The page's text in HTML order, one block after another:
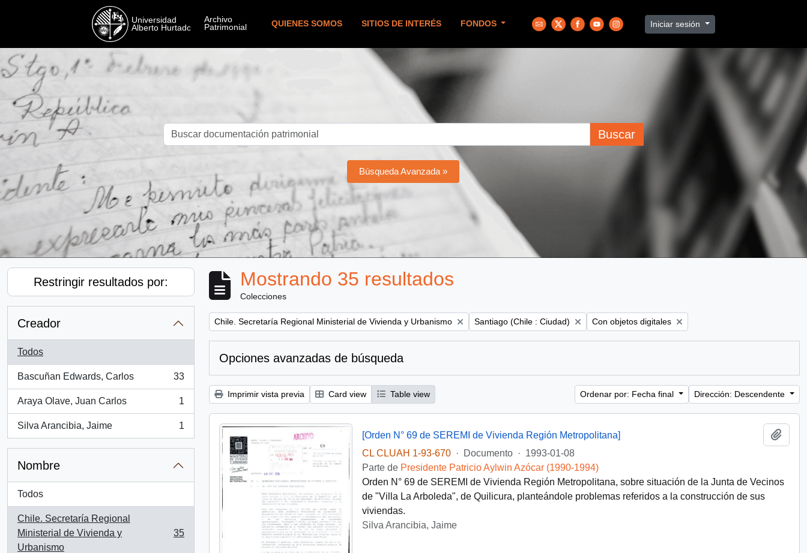
QUIENES SOMOS SITIOS DE INTERÉS FONDOS Iniciar sesión
Buscar
Búsqueda Avanzada »
Restringir resultados por:
Creador
Todos
Bascuñan Edwards, Carlos
, 33 resultados
33
Araya Olave, Juan Carlos
, 1 resultados
1
Silva Arancibia, Jaime
, 1 resultados
1
Nombre
Todos
Chile. Secretaría Regional
Ministerial de Vivienda y
Urbanismo
, 35 resultados
35
Mostrando 35 resultados
Colecciones
Remove filter:
Chile. Secretaría Regional Ministerial de Vivienda y Urbanismo Remove filter:
Santiago (Chile : Ciudad) Remove filter:
Con objetos digitales
Opciones avanzadas de búsqueda
Imprimir vista previa Card view Table view Ordenar por: Fecha final Dirección: Descendente
[Orden N° 69 de SEREMI de Vivienda Región Metropolitana]
CL CLUAH 1-93-670
· Documento · 1993-01-08
Parte de Presidente Patricio Aylwin Azócar (1990-1994)
Orden N° 69 de SEREMI de Vivienda Región Metropolitana, sobre situación de la Junta de Vecinos
de "Villa La Arboleda", de Quilicura, planteándole problemas referidos a la construcción de sus
viviendas.
Silva Arancibia, Jaime